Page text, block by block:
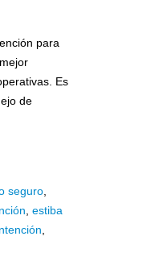
para
Es
de
seguro,
, estiba
,